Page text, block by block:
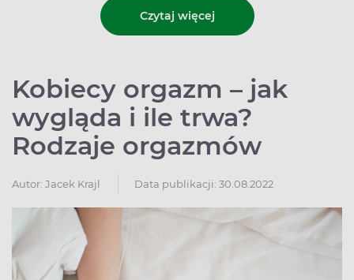
Czytaj więcej
Kobiecy orgazm – jak
wygląda i ile trwa?
Rodzaje orgazmów
Autor: Jacek Krajl Data publikacji: 30.08.2022